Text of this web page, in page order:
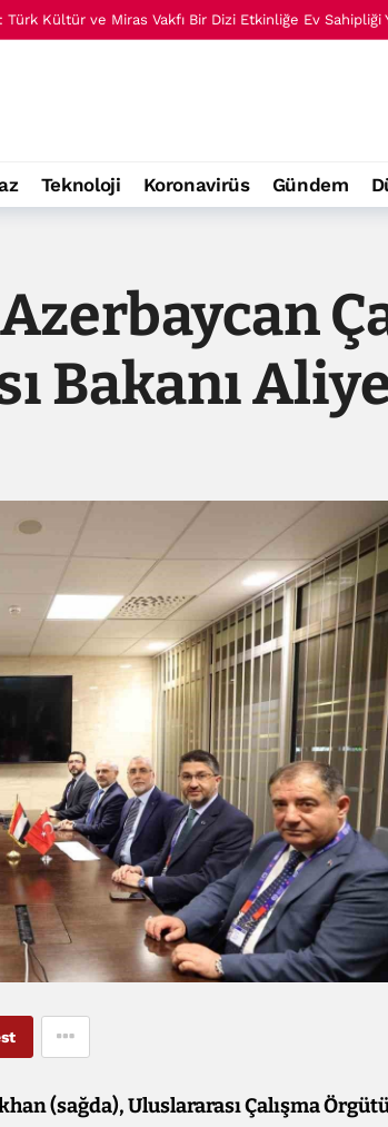
Türk Kültür ve Miras Vakfı Bir Dizi Etkinliğe Ev Sahipliği
Teknoloji Koronavirüs Gündem
Bakanı
(sağda), Uluslararası Çalışma